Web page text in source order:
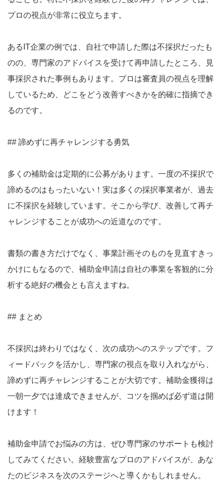
プロの視点が非常に役立ちます。
あるIT企業の例では、自社で申請した際は不採択だったも
のの、専門家のアドバイスを受けて再申請したところ、見
事採択された事例もあります。プロは審査員の視点を理解
しているため、どこをどう改善すべきかを的確に指摘でき
るのです。
## 諦めずに再チャレンジする勇気
多くの補助金は定期的に公募があります。一度の不採択で
諦めるのはもったいない！実は多くの採択事業者が、過去
に不採択を経験しています。そこから学び、改善して再チ
ャレンジすることが成功への近道なのです。
書類の書き方だけでなく、事業計画そのものを見直すきっ
かけにもなるので、補助金申請は自社の事業を客観的に分
析する絶好の機会とも言えますね。
## まとめ
不採択は終わりではなく、次の成功へのステップです。フ
ィードバックを活かし、専門家の視点を取り入れながら、
諦めずに再チャレンジすることが大切です。補助金獲得は
一朝一夕では達成できませんが、コツを掴めば必ず道は開
けます！
補助金申請でお悩みの方は、ぜひ専門家のサポートも検討
してみてください。経験豊富なプロのアドバイスが、あな
たのビジネスを次のステージへと導くかもしれません。